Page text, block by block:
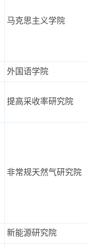
马克思主义学院
外国语学院
提高采收率研究院
非常规天然气研究院
新能源研究院